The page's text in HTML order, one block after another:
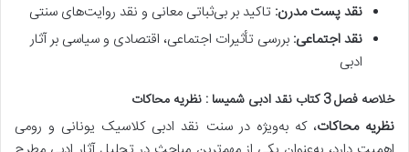
نقد پست مدرن: تاکید بر بی‌ثباتی معانی و نقد روایت‌های سنتی
نقد اجتماعی: بررسی تأثیرات اجتماعی، اقتصادی و سیاسی بر آثار
ادبی
خلاصه فصل 3 کتاب نقد ادبی شمیسا : نظریه محاکات
نظریه محاکات، که به‌ویژه در سنت نقد ادبی کلاسیک یونانی و رومی